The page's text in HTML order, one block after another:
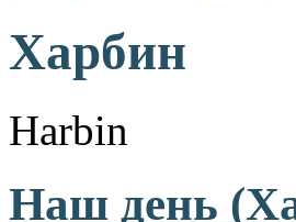
Харбин
Harbin
Наш день